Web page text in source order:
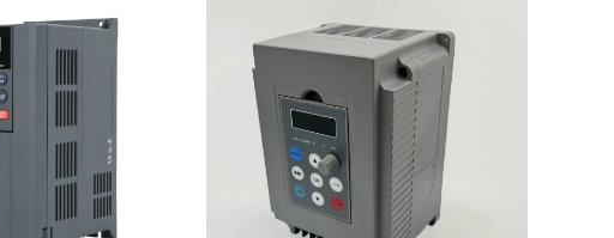
przewodniki wideo oraz globalna pomoc
przestoje i koszty instalacji.
układy sterujące oraz trwałe wentylatory